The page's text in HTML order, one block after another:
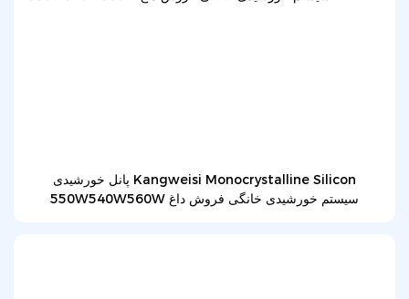
پانل خورشیدی Kangweisi Monocrystalline Silicon
550W540W560W سیستم خورشیدی خانگی فروش داغ